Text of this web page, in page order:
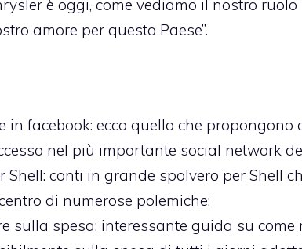
è oggi, come vediamo il nostro ruolo
amore per questo Paese”.
in facebook: ecco quello che propongono
nel più importante social network
Shell: conti in grande spolvero per Shell
di numerose polemiche;
sulla spesa: interessante guida su come